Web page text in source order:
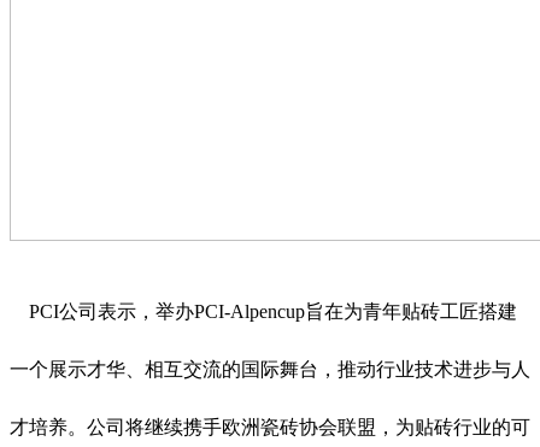
PCI公司表示，举办PCI-Alpencup旨在为青年贴砖工匠搭建
一个展示才华、相互交流的国际舞台，推动行业技术进步与人
才培养。公司将继续携手欧洲瓷砖协会联盟，为贴砖行业的可